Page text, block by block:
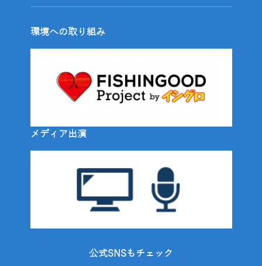
環境への取り組み
メディア出演
公式SNSもチェック